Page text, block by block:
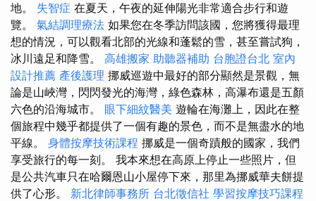
地。 失智症 在夏天，午夜的延伸陽光非常適合步行和遊
覽。 氣結調理療法 如果您在冬季訪問該國，您將獲得最理
想的情況，可以觀看北部的光線和蓬鬆的雪，甚至嘗試狗，
冰川遠足和降雪。 高雄搬家 助聽器補助 台胞證台北 室內
設計推薦 產後護理 挪威巡遊中最好的部分顯然是景觀，無
論是山峽灣，閃閃發光的海灣，綠色森林，高瀑布還是五顏
六色的沿海城市。 眼下細紋醫美 遊輪在海灘上，因此在整
個旅程中幾乎都提供了一個有趣的景色，而不是無盡水的地
平線。 身體按摩技術課程 挪威是一個奇蹟般的國家，我們
享受旅行的每一刻。 我本來想在高原上停止一些照片，但
是公共汽車只在哈爾恩山小屋停下來，那里為挪威華夫餅提
供了心形。 新北律師事務所 台北徵信社 學習按摩技巧課程